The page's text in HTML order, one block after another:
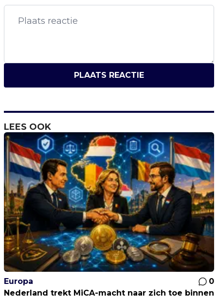
PLAATS REACTIE
LEES OOK
Europa
0
Nederland trekt MiCA-macht naar zich toe binnen